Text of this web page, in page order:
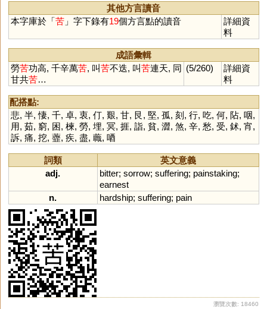
其他方言讀音
本字庫於「苦」字下錄有19個方言點的讀音
詳細資
料
成語彙輯
勞苦功高, 千辛萬苦, 叫苦不迭, 叫苦連天, 同
甘共苦…
(5/260)
詳細資
料
配搭點:
悲, 半,悽, 千, 卓, 衷, 仃, 艱, 甘, 艮 , 堅, 孤, 刻 , 行, 吃, 何, 阽, 咽,
用, 茹, 窮, 困, 楝, 勞, 埋, 冥, 捱, 詣, 貧, 澀, 煞, 辛, 愁, 受, 鉥, 宵,
訴, 痛, 挖, 虀, 疾, 盡, 蘵, 唒
詞類
英文意義
adj.
bitter; sorrow; suffering; painstaking;
earnest
n.
hardship; suffering; pain
瀏覽次數: 18460